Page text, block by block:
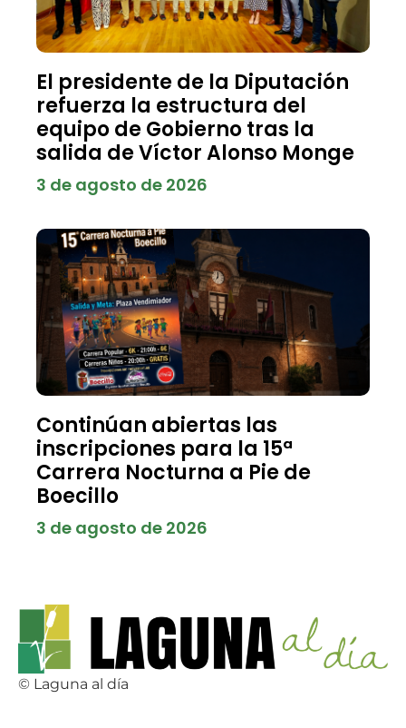
El presidente de la Diputación
refuerza la estructura del
equipo de Gobierno tras la
salida de Víctor Alonso Monge
3 de agosto de 2026
Continúan abiertas las
inscripciones para la 15ª
Carrera Nocturna a Pie de
Boecillo
3 de agosto de 2026
© Laguna al día